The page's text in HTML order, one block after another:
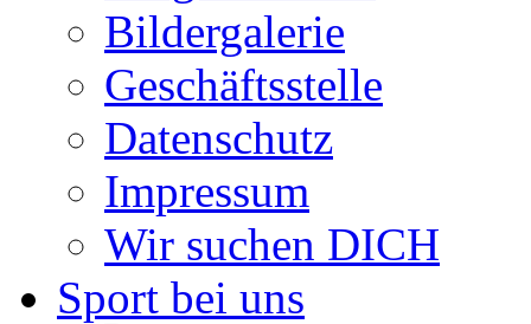
Bildergalerie
Geschäftsstelle
Datenschutz
Impressum
Wir suchen DICH
Sport bei uns